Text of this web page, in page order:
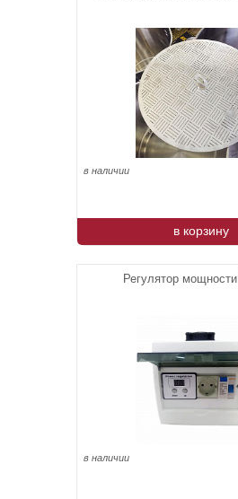
в наличии
в корзину
Регулятор
в наличии